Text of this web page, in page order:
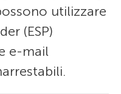
utilizzare
(ESP)
e-mail